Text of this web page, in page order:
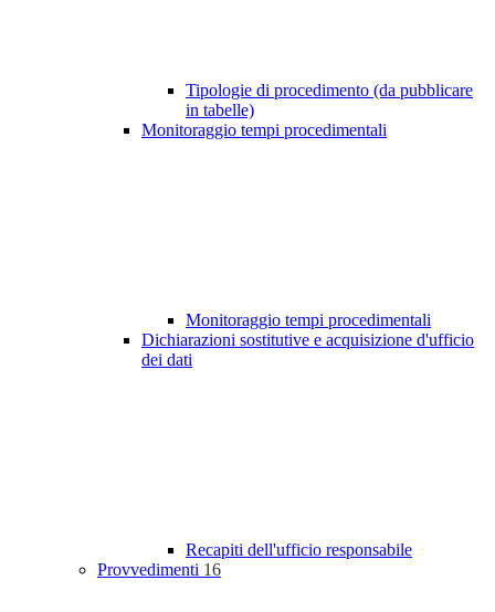
Tipologie di procedimento (da pubblicare
in tabelle)
Monitoraggio tempi procedimentali
Monitoraggio tempi procedimentali
Dichiarazioni sostitutive e acquisizione d'ufficio
dei dati
Recapiti dell'ufficio responsabile
Provvedimenti 16